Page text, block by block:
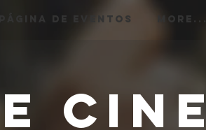
Página de Eventos More...
Cine